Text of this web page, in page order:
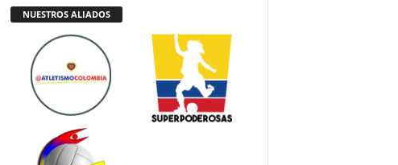
NUESTROS ALIADOS